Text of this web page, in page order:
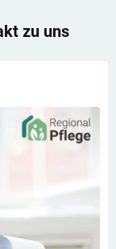
zu uns